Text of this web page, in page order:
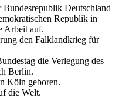
Bundesrepublik Deutschland
Republik in
Arbeit auf.
den Falklandkrieg für
die Verlegung des
Berlin.
Köln geboren.
die Welt.